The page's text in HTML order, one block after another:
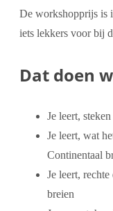
De workshopprijs is
iets lekkers voor bij
Dat doen
Je leert,
Je leert, wat
Continentaal
Je leert,
breien